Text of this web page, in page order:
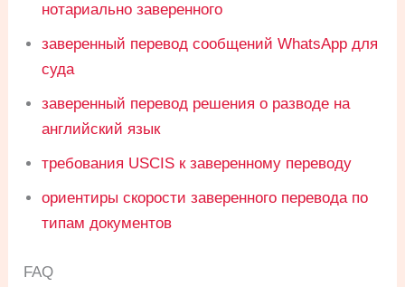
нотариально заверенного
заверенный перевод сообщений WhatsApp для
суда
заверенный перевод решения о разводе на
английский язык
требования USCIS к заверенному переводу
ориентиры скорости заверенного перевода по
типам документов
FAQ